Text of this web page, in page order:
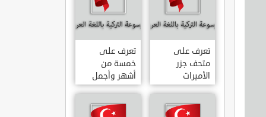
تعرف على
متحف جزر
الأميرات
ADALAR
MÜZESI
تعرف على
خمسة من
أشهر وأجمل
قصور اسطنبول